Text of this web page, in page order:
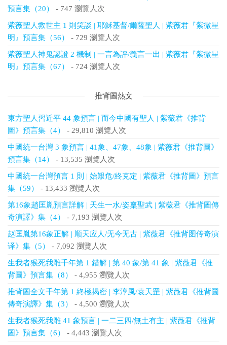
預言集（20）
- 747 瀏覽人次
紫薇聖人救世主 1 則笑談 | 耶穌基督/爾薩聖人 | 紫薇君『紫微星
明』預言集（56）
- 729 瀏覽人次
紫薇聖人神鬼認證 2 機制 | 一言為評/義言一出 | 紫薇君『紫微星
明』預言集（67）
- 724 瀏覽人次
推背圖熱文
東方聖人習近平 44 象預言 | 而今中國有聖人 | 紫薇君《推背
圖》預言集（4）
- 29,810 瀏覽人次
中國統一台灣 3 象預言 | 41象、47象、48象 | 紫薇君《推背圖》
預言集（14）
- 13,535 瀏覽人次
中國統一台灣預言 1 則 | 始艱危/終克定 | 紫薇君《推背圖》預言
集（59）
- 13,433 瀏覽人次
第16象趙匡胤預言詳解 | 天生一水/姿稟聖武 | 紫薇君《推背圖傳
奇演譯》集（4）
- 7,193 瀏覽人次
赵匡胤第16象正解 | 顺天应人/无今无古 | 紫薇君《推背图传奇演
译》集（5）
- 7,092 瀏覽人次
生我者猴死我雕千年第 1 錯解 | 第 40 象/第 41 象 | 紫薇君《推
背圖》預言集（8）
- 4,955 瀏覽人次
推背圖全文千年第 1 終極揭密 | 李淳風/袁天罡 | 紫薇君《推背圖
傳奇演譯》集（3）
- 4,500 瀏覽人次
生我者猴死我雕 41 象預言 | 一二三四/無土有主 | 紫薇君《推背
圖》預言集（6）
- 4,443 瀏覽人次